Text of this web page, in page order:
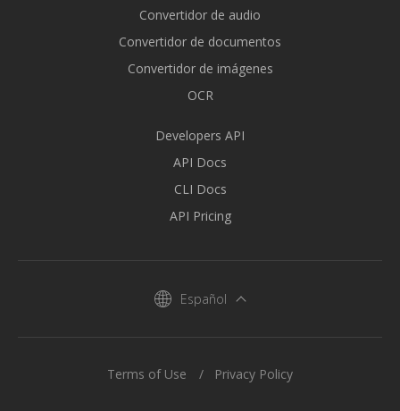
Convertidor de audio
Convertidor de documentos
Convertidor de imágenes
OCR
Developers API
API Docs
CLI Docs
API Pricing
Español
Terms of Use Privacy Policy